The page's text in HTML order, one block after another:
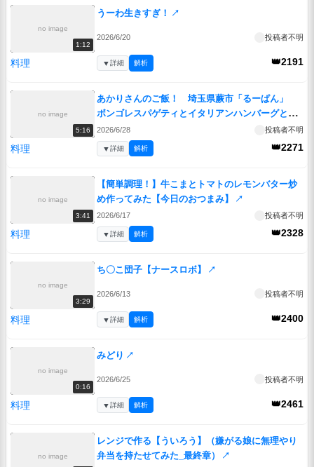
no image
1:12
うーわ生きすぎ！ ↗
2026/6/20 投稿者不明
料理 👑2191
▼詳細 解析
no image
5:16
あかりさんのご飯！ 埼玉県蕨市「るーぱん」
ボンゴレスパゲティとイタリアンハンバーグとピ
ッツァカルボナーラ
2026/6/28 投稿者不明
料理 👑2271
▼詳細 解析
no image
3:41
【簡単調理！】牛こまとトマトのレモンバター炒
め作ってみた【今日のおつまみ】
↗
2026/6/17 投稿者不明
料理 👑2328
▼詳細 解析
no image
3:29
ち〇こ団子【ナースロボ】 ↗
2026/6/13 投稿者不明
料理 👑2400
▼詳細 解析
no image
0:16
みどり ↗
2026/6/25 投稿者不明
料理 👑2461
▼詳細 解析
no image
レンジで作る【ういろう】（嫌がる娘に無理やり
弁当を持たせてみた_最終章）
↗